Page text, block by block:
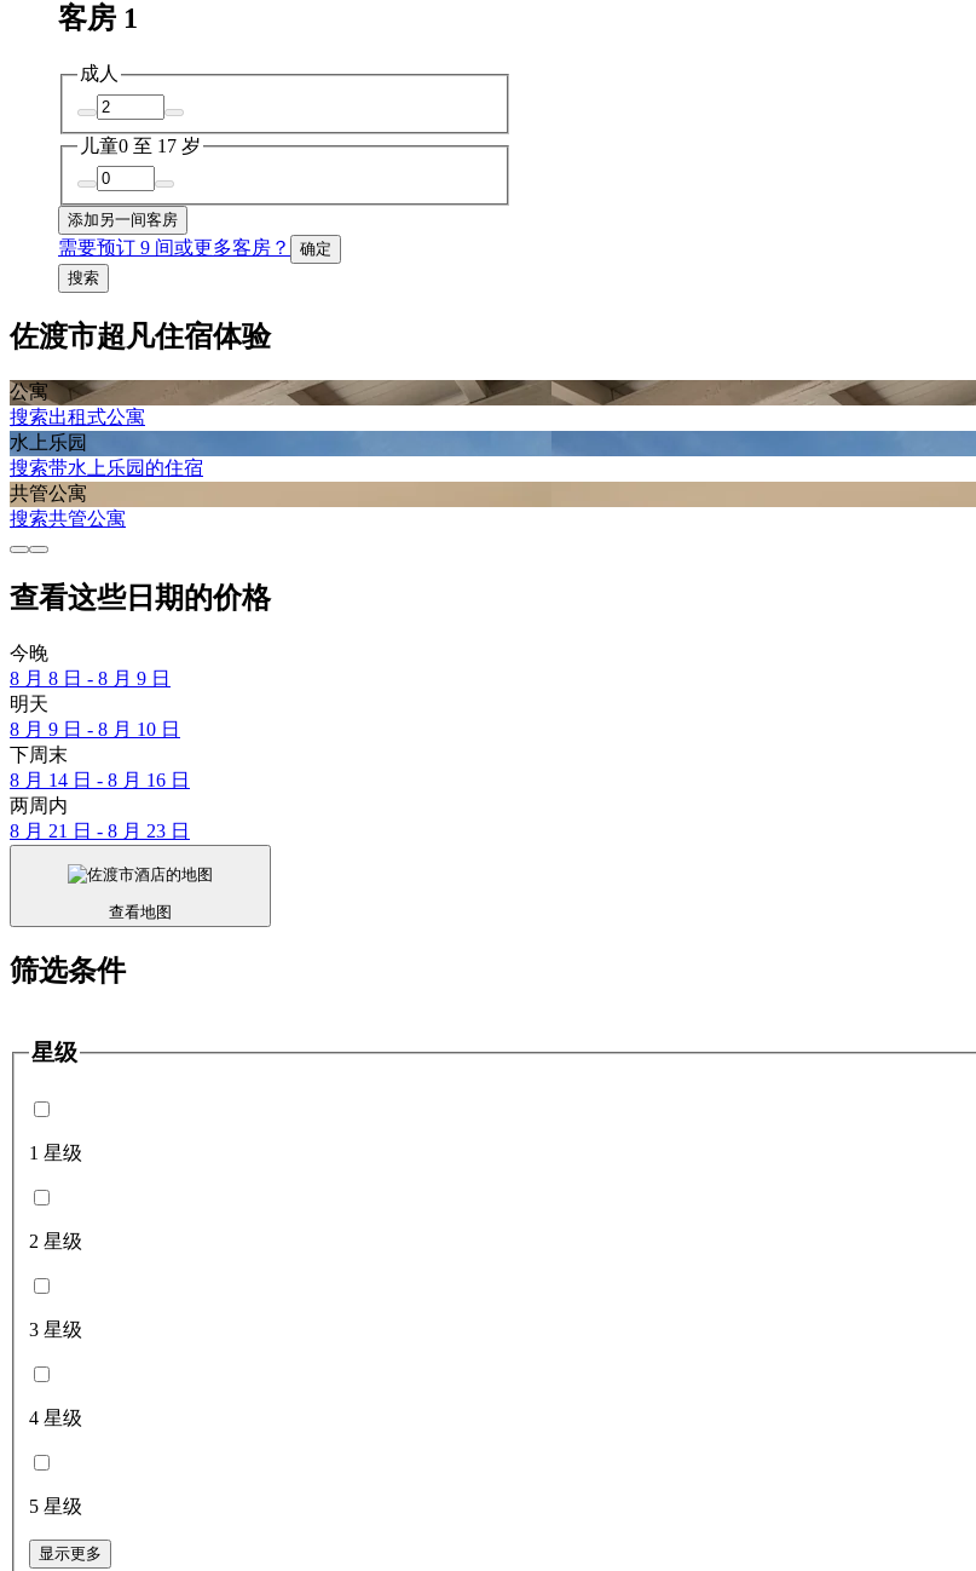
客房 1
成人
儿童0 至 17 岁
添加另一间客房
需要预订 9 间或更多客房？
确定
搜索
佐渡市超凡住宿体验
公寓
搜索出租式公寓
水上乐园
搜索带水上乐园的住宿
共管公寓
搜索共管公寓
查看这些日期的价格
今晚
8 月 8 日 - 8 月 9 日
明天
8 月 9 日 - 8 月 10 日
下周末
8 月 14 日 - 8 月 16 日
两周内
8 月 21 日 - 8 月 23 日
查看地图
筛选条件
星级
1 星级
2 星级
3 星级
4 星级
5 星级
显示更多